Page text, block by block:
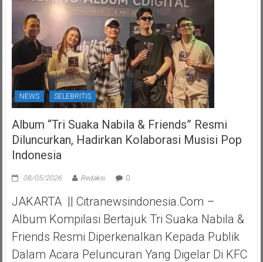
NEWS SELEBRITIS
Album “Tri Suaka Nabila & Friends” Resmi
Diluncurkan, Hadirkan Kolaborasi Musisi Pop
Indonesia
08/05/2026 Redaksi 0
JAKARTA || Citranewsindonesia.com –
Album Kompilasi Bertajuk Tri Suaka Nabila &
Friends Resmi Diperkenalkan Kepada Publik
Dalam Acara Peluncuran Yang Digelar Di KFC